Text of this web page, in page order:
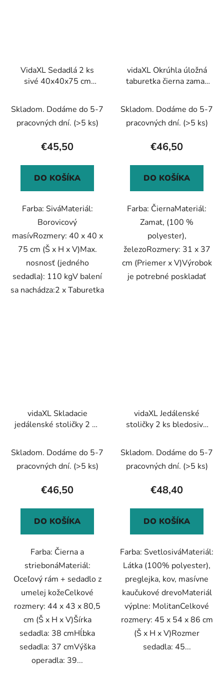
VidaXL Sedadlá 2 ks
sivé 40x40x75 cm
Skladom. Dodáme do 5-7
pracovných dní. (>5 ks)
€45,50
DO KOŠÍKA
Farba: SiváMateriál:
Borovicový
masívRozmery: 40 x 40 x
75 cm (Š x H x V)Max.
nosnosť (jedného
sedadla): 110 kgV balení
sa nachádza:2 x Taburetka
vidaXL Okrúhla úložná
taburetka čierna zamat
Skladom. Dodáme do 5-7
pracovných dní. (>5 ks)
€46,50
DO KOŠÍKA
Farba: ČiernaMateriál:
Zamat, (100 %
polyester),
železoRozmery: 31 x 37
cm (Priemer x V)Výrobok
je potrebné poskladať
vidaXL Skladacie
jedálenské stoličky 2 ks
Skladom. Dodáme do 5-7
pracovných dní. (>5 ks)
€46,50
DO KOŠÍKA
Farba: Čierna a
striebonáMateriál:
Oceľový rám + sedadlo z
umelej kožeCelkové
rozmery: 44 x 43 x 80,5
cm (Š x H x V)Šírka
sedadla: 38 cmHĺbka
sedadla: 37 cmVýška
operadla: 39...
vidaXL Jedálenské
stoličky 2 ks bledosivé
Skladom. Dodáme do 5-7
pracovných dní. (>5 ks)
€48,40
DO KOŠÍKA
Farba: SvetlosiváMateriál:
Látka (100% polyester),
preglejka, kov, masívne
kaučukové drevoMateriál
výplne: MolitanCelkové
rozmery: 45 x 54 x 86 cm
(Š x H x V)Rozmer
sedadla: 45...